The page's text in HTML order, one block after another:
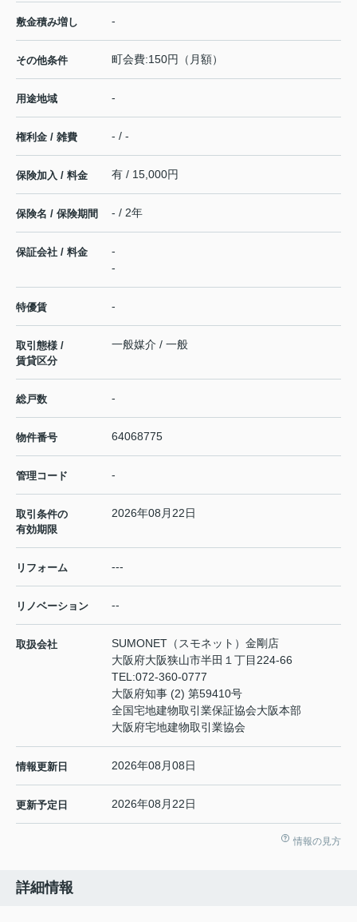
敷金積み増し -
その他条件 町会費:150円（月額）
用途地域 -
権利金 / 雑費 - / -
保険加入 / 料金 有 / 15,000円
保険名 / 保険期間 - / 2年
保証会社 / 料金
-
-
特優賃 -
取引態様 /
賃貸区分
一般媒介 / 一般
総戸数 -
物件番号 64068775
管理コード -
取引条件の
有効期限
2026年08月22日
リフォーム ---
リノベーション --
取扱会社
SUMONET（スモネット）金剛店
大阪府大阪狭山市半田１丁目224-66
TEL:072-360-0777
大阪府知事 (2) 第59410号
全国宅地建物取引業保証協会大阪本部
大阪府宅地建物取引業協会
情報更新日 2026年08月08日
更新予定日 2026年08月22日
情報の見方
詳細情報